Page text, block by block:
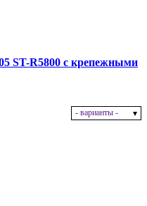
ST-R5800 с крепежными
- варианты -